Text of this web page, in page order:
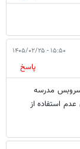
۱۵:۵۰ - ۱۴۰۵/۰۲/۲۵
پاسخ
سروبس مدرسه
استفاده از